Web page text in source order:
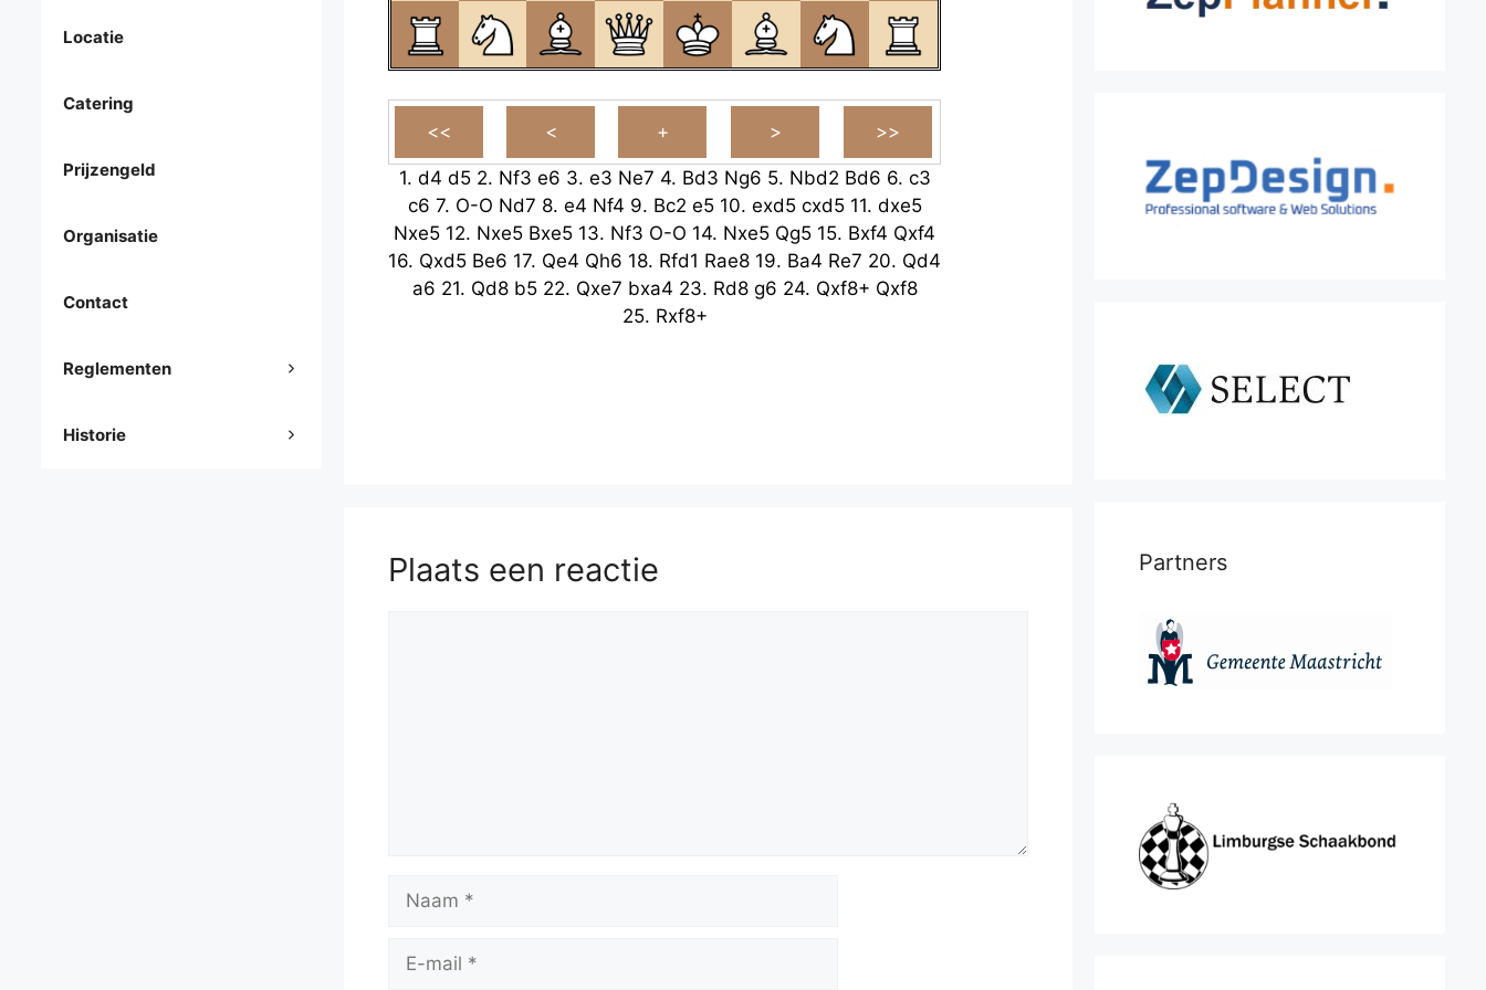
1. d4 d5 2. Nf3 e6 3. e3 Ne7 4. Bd3 Ng6 5. Nbd2 Bd6 6. c3
c6 7. O-O Nd7 8. e4 Nf4 9. Bc2 e5 10. exd5 cxd5 11. dxe5
Nxe5 12. Nxe5 Bxe5 13. Nf3 O-O 14. Nxe5 Qg5 15. Bxf4 Qxf4
16. Qxd5 Be6 17. Qe4 Qh6 18. Rfd1 Rae8 19. Ba4 Re7 20. Qd4
a6 21. Qd8 b5 22. Qxe7 bxa4 23. Rd8 g6 24. Qxf8+ Qxf8
25. Rxf8+
Plaats een reactie
mail
Locatie
Catering
Prijzengeld
Organisatie
Contact
Reglementen
Historie
Partners